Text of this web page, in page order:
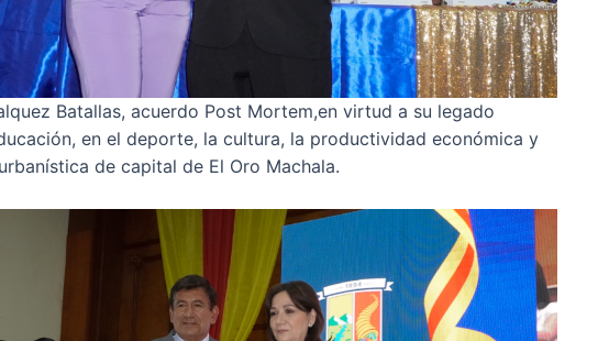
Batallas, acuerdo Post Mortem,en virtud a su legado
en el deporte, la cultura, la productividad económica y
de capital de El Oro Machala.